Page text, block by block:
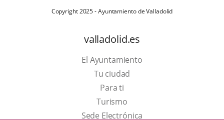
Copyright 2025 - Ayuntamiento de Valladolid
valladolid.es
El Ayuntamiento
Tu ciudad
Para ti
TurismoEste
enlace
Sede Electrónica